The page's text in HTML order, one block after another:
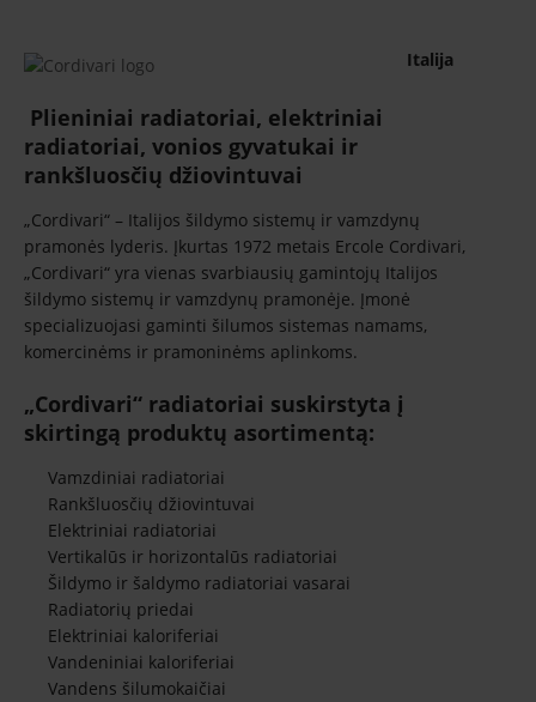
Italija
Plieniniai radiatoriai, elektriniai
radiatoriai, vonios gyvatukai ir
rankšluosčių džiovintuvai
„Cordivari“ – Italijos šildymo sistemų ir vamzdynų
pramonės lyderis. Įkurtas 1972 metais Ercole Cordivari,
„Cordivari“ yra vienas svarbiausių gamintojų Italijos
šildymo sistemų ir vamzdynų pramonėje. Įmonė
specializuojasi gaminti šilumos sistemas namams,
komercinėms ir pramoninėms aplinkoms.
„Cordivari“ radiatoriai suskirstyta į
skirtingą produktų asortimentą:
Vamzdiniai radiatoriai
Rankšluosčių džiovintuvai
Elektriniai radiatoriai
Vertikalūs ir horizontalūs radiatoriai
Šildymo ir šaldymo radiatoriai vasarai
Radiatorių priedai
Elektriniai kaloriferiai
Vandeniniai kaloriferiai
Vandens šilumokaičiai